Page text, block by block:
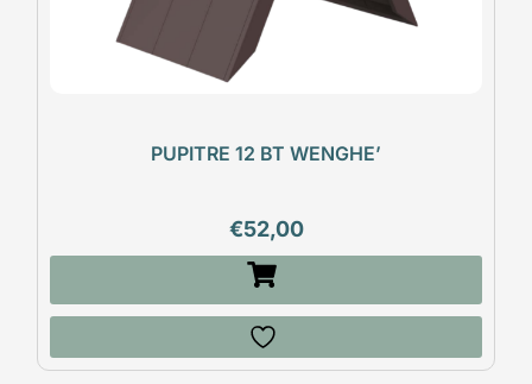
PUPITRE 12 BT WENGHE’
€52,00